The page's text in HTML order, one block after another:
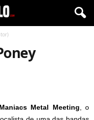
Maniacs Metal Meeting , o